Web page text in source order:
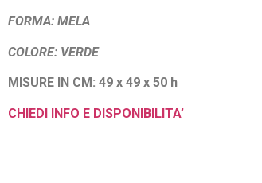
FORMA: MELA
COLORE: VERDE
MISURE IN CM: 49 x 49 x 50 h
CHIEDI INFO E DISPONIBILITA’